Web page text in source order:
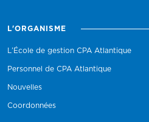
L'ORGANISME
L’École de gestion CPA Atlantique
Personnel de CPA Atlantique
Nouvelles
Coordonnées